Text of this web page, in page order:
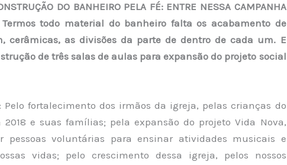
DO BANHEIRO PELA FÉ: ENTRE NESSA CAMPANHA
Termos todo material do banheiro falta os acabamento de
cerâmicas, as divisões da parte de dentro de cada um. E
de três salas de aulas para expansão do projeto social
Pelo fortalecimento dos irmãos da igreja, pelas crianças do
2018 e suas famílias; pela expansão do projeto Vida Nova,
pessoas voluntárias para ensinar atividades musicais e
vidas; pelo crescimento dessa igreja, pelos nossos